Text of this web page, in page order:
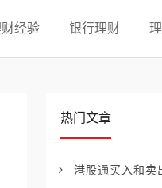
经验 银行理财
热门文章
港股通买入和卖